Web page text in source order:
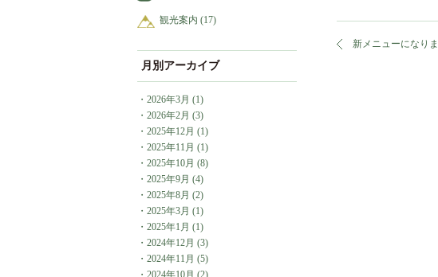
新メニューになりま
観光案内 (17)
月別アーカイブ
・ 2026年3月 (1)
・ 2026年2月 (3)
・ 2025年12月 (1)
・ 2025年11月 (1)
・ 2025年10月 (8)
・ 2025年9月 (4)
・ 2025年8月 (2)
・ 2025年3月 (1)
・ 2025年1月 (1)
・ 2024年12月 (3)
・ 2024年11月 (5)
・ 2024年10月 (2)